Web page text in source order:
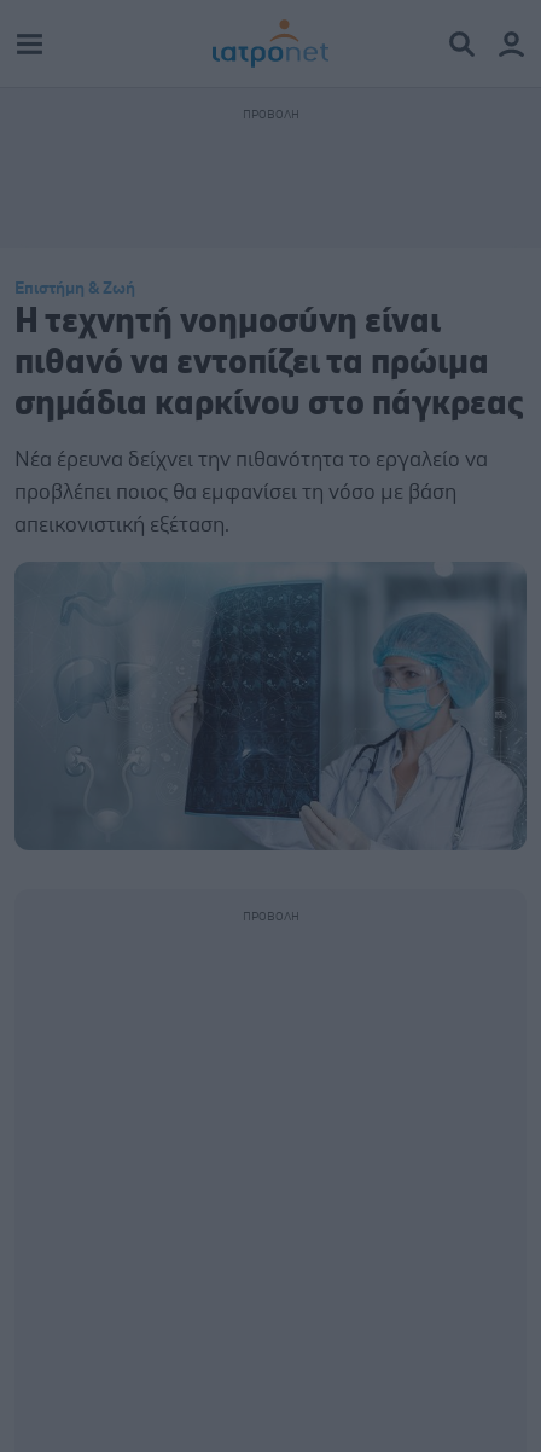
Επιστήμη & Ζωή
Η τεχνητή νοημοσύνη είναι
πιθανό να εντοπίζει τα πρώιμα
σημάδια καρκίνου στο πάγκρεας
Νέα έρευνα δείχνει την πιθανότητα το εργαλείο να
προβλέπει ποιος θα εμφανίσει τη νόσο με βάση
απεικονιστική εξέταση.